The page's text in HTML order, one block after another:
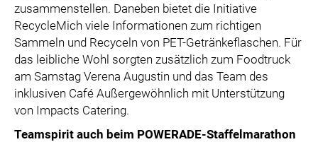
zusammenstellen. Daneben bietet die Initiative
RecycleMich viele Informationen zum richtigen
Sammeln und Recyceln von PET-Getränkeflaschen. Für
das leibliche Wohl sorgten zusätzlich zum Foodtruck
am Samstag Verena Augustin und das Team des
inklusiven Café Außergewöhnlich mit Unterstützung
von Impacts Catering.
Teamspirit auch beim POWERADE-Staffelmarathon